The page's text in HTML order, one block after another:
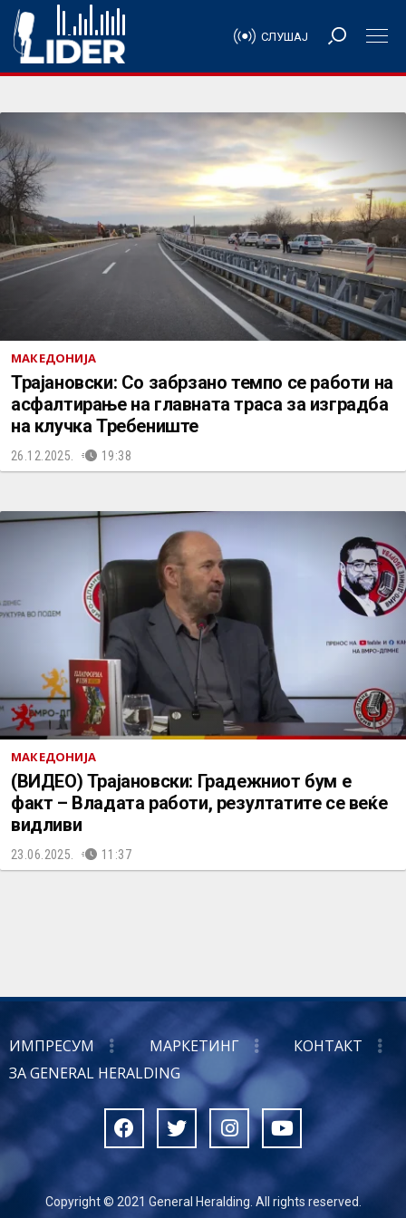
СЛУШАЈ
МАКЕДОНИЈА
Трајановски: Со забрзано темпо се работи на
асфалтирање на главната траса за изградба
на клучка Требениште
26.12.2025. 19:38
МАКЕДОНИЈА
(ВИДЕО) Трајановски: Градежниот бум е
факт – Владата работи, резултатите се веќе
видливи
23.06.2025. 11:37
ИМПРЕСУМ МАРКЕТИНГ
КОНТАКТ
ЗА GENERAL HERALDING
Copyright © 2021 General Heralding. All rights reserved.